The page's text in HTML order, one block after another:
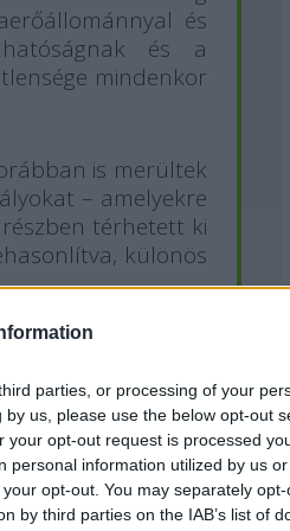
parties, or processing of your
us, please use the below opt-out
opt-out request is processed
personal information utilized by us
opt-out. You may separately
by third parties on the IAB’s list of
és
és a
mindenkor
is merültek
– amelyekre
térhetett ki
különös
A hatóság mint
ellátnia. Ma ez a
Palkovics László
a nukleáris
állnak
érdekek inkább a